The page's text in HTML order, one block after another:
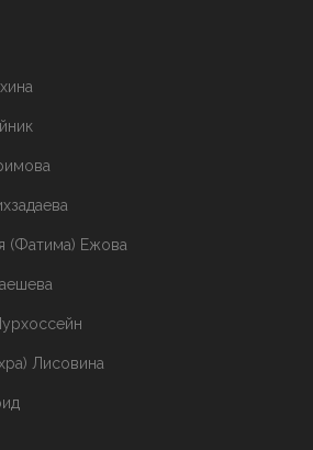
(Фатима) Ежова
Лисовина